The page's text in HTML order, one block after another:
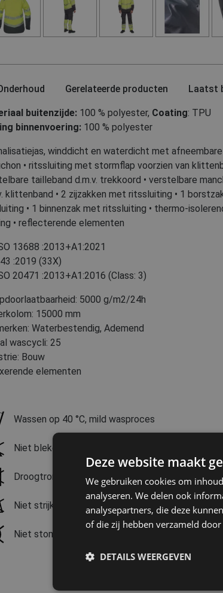
Gerelateerde producten Laatst
buitenzijde: 100 % polyester, Coating: TPU
binnenvoering: 100 % polyester
winddicht en waterdicht met afneembare
• ritssluiting met stormflap voorzien van
tailleband d.m.v. trekkoord • verstelbare
klittenband • 2 zijzakken met ritssluiting • 1
• 1 binnenzak met ritssluiting • thermo-
• reflecterende elementen
13688 :2013+A1:2021
:2019 (33X)
20471 :2013+A1:2016 (Class: 3)
5000 g/m2/24h
15000 mm
Waterbestendig, Ademend
wascycli: 25
Bouw
elementen
Wassen op 40 °C, mild wasproces
Niet bleken
Droogtrommel niet mogelijk
Niet strijken
Niet stomen
Deze website maakt
We gebruiken cookies om
analyseren. We delen ook
analysepartners, die deze
of die zij hebben verzameld
DETAILS WEERGEVEN